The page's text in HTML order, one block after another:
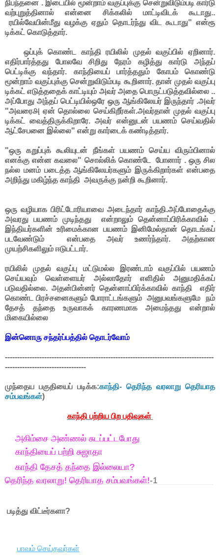
நிபந்தனை . இடையில் மூன்றாம் வகுப்புக்கு சென்றுவிடும்படி கார்டு
வற்புறுத்தினால் என்னை சிக்கலில் மாட்டிவிடக் கூடாது..
ரயில்வேயின்மீது வழக்கு ஏதும் தொடர்ந்து விட கூடாது" என்ரூ
டிக்கட் கொடுத்தார்.
ஒப்புக் கொண்ட காந்தி ரயிலில் முதல் வகுப்பில் ஏறினார்.
எதிர்பார்த்தது போலவே சிறிது நேரம் கழித்து கார்டு அந்தப்
பெட்டிக்கு வந்தார். காந்தியைப் பார்த்ததும் கோபம் கொண்டு
மூன்றாம் வகுப்புக்கு சென்றுவிடும்படி கூறினார். தான் முதல் வகுப்பு
டிக்கட் எடுத்ததைக் காட்டியும் அவர் அதை பொருட்படுத்தவில்லை ..
அப்போது அந்தப் பெட்டியில்ஒரே ஒரு ஆங்கிலேயர் இருந்தார் .அவர்
"அவரை௮ ஏன் தொல்லை செய்கிறீர்கள்.அவர்தான் முதல் வகுப்பு
டிக்கட் வைத்திருக்கிறாரே. அவர் என்னுடன் பயணம் செய்வதில்
ஆட்சேபனை இல்லை" என்று கார்டைக் கண்டித்தார்.
"ஒரு கறுப்புக் கூலியுடன் நீங்கள் பயணம் செய்ய விரும்பினால்
எனக்கு என்ன கவலை" சொல்லிக் கொண்டே போனார் . ஒரு சில
நல்ல மனம் படைத்த ஆங்கிலேயர்களும் இருக்கிறார்கள் என்பதை
அறிந்து மகிழ்ந்த காந்தி அவருக்கு நன்றி கூறினார்.
ஒரு வழியாக பிரிட்டோரியாவை அடைந்தார் காந்தி.அப்போதைக்கு
அவரது பயணம் முடிந்தது என்றாலும் தென்னாப்பிரிக்காவில் .
இந்தியர்களின் உரிமைக்கான பயணம் இனிமேல்தான் தொடங்கப்
படவேண்டும் என்பதை அவர் உணர்ந்தார். அதற்கான
முயற்சிகளிலும் ஈடுபட்டார்.
ரயிலில் முதல் வகுப்பு மட்டுமல்ல இரண்டாம் வகுப்பில் பயணம்
செய்யவும் வெள்ளையர் அல்லாதோர் எளிதில் அனுமதிக்கப்
படுவதில்லை. அதன்பின்னர் தென்னாப்பிர்க்காவில் காந்தி எதிர்
கொண்ட பிரச்சனைகளும் போராட்டங்களும் அனுபவங்களுமே நம்
தேசத் தந்தை உருவாகக் காரணமாக அமைந்தது என்றால்
மிகையில்லை
இன்னொரு சந்தர்ப்பத்தில் தொடர்வோம்
-------------------------------------------------------------------------------------
---------------------------------
முந்தைய பகுதியைப் படிக்க:காந்தி- தெரிந்த வரலாறு தெரியாத
சம்பவங்கள்)
காந்தி பற்றிய பிற பதிவுகள்
அகிம்சை அண்ணல் சுடப்பட்டபோது
காந்தியைப் பற்றி சுஜாதா
காந்தி தேசத் தந்தை இல்லையா?
தெரிந்த வரலாறு! தெரியாத சம்பவங்கள்!-1
படித்து விட்டீர்களா?
பாவம் செய்தவர்கள்